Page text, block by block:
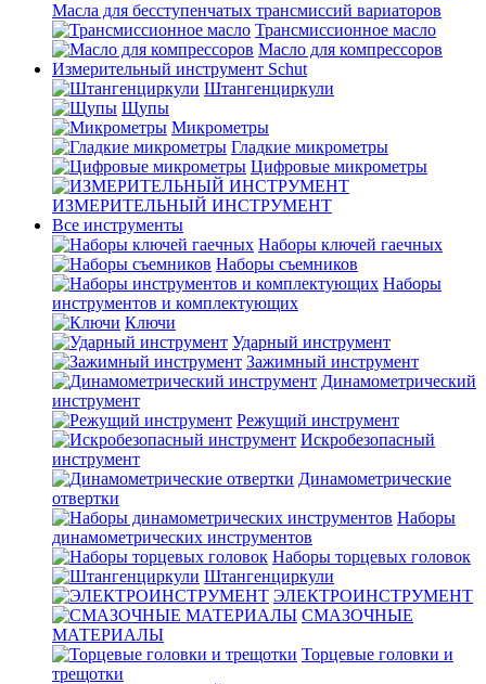
Масла для бесступенчатых трансмиссий вариаторов
Трансмиссионное масло
Масло для компрессоров
Измерительный инструмент Schut
Штангенциркули
Щупы
Микрометры
Гладкие микрометры
Цифровые микрометры
ИЗМЕРИТЕЛЬНЫЙ ИНСТРУМЕНТ
Все инструменты
Наборы ключей гаечных
Наборы съемников
Наборы
инструментов и комплектующих
Ключи
Ударный инструмент
Зажимный инструмент
Динамометрический
инструмент
Режущий инструмент
Искробезопасный
инструмент
Динамометрические
отвертки
Наборы
динамометрических инструментов
Наборы торцевых головок
Штангенциркули
ЭЛЕКТРОИНСТРУМЕНТ
СМАЗОЧНЫЕ
МАТЕРИАЛЫ
Торцевые головки и
трещотки